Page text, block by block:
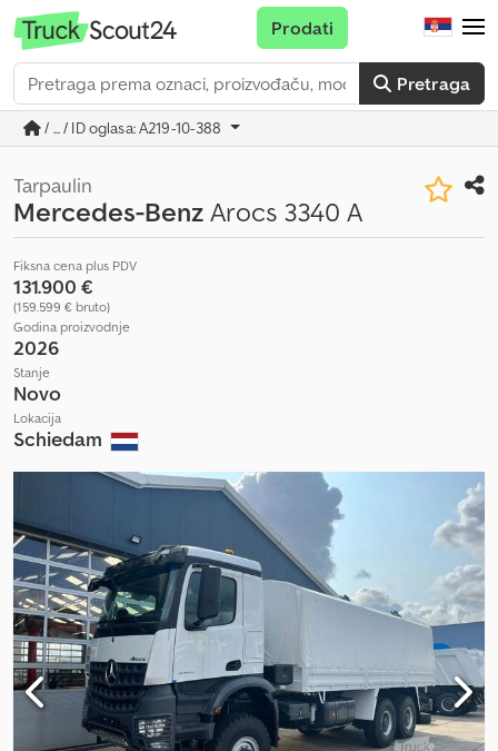
Pretraga
Prodati
/ ... / ID oglasa: A219-10-388
Tarpaulin
Mercedes-BenzArocs 3340 A
Fiksna cena plus PDV
131.900 €
(159.599 € bruto)
Godina proizvodnje
2026
Stanje
Novo
Lokacija
Schiedam